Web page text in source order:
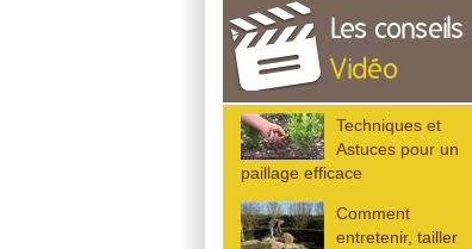
Les conseils
Vidéo
Techniques et
Astuces pour un
paillage efficace
Comment
entretenir, tailler